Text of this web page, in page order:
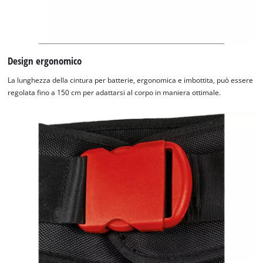
Design ergonomico
La lunghezza della cintura per batterie, ergonomica e imbottita, può essere
regolata fino a 150 cm per adattarsi al corpo in maniera ottimale.